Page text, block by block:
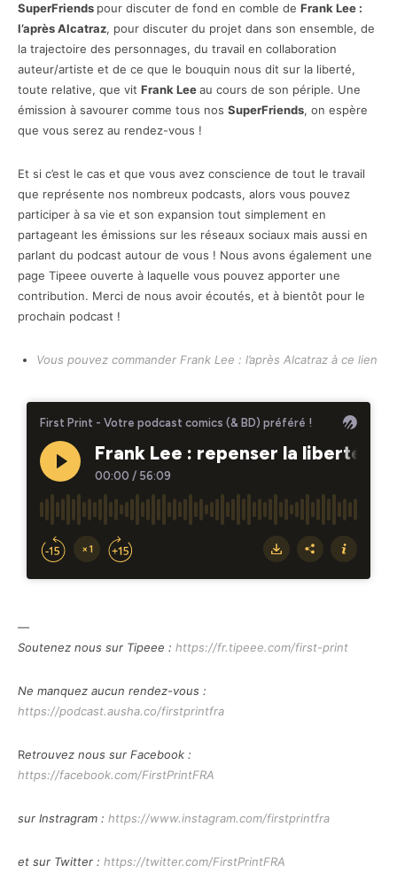
SuperFriends pour discuter de fond en comble de Frank Lee :
l’après Alcatraz, pour discuter du projet dans son ensemble, de
la trajectoire des personnages, du travail en collaboration
auteur/artiste et de ce que le bouquin nous dit sur la liberté,
toute relative, que vit Frank Leeau cours de son périple. Une
émission à savourer comme tous nos SuperFriends, on espère
que vous serez au rendez-vous !
Et si c’est le cas et que vous avez conscience de tout le travail
que représente nos nombreux podcasts, alors vous pouvez
participer à sa vie et son expansion tout simplement en
partageant les émissions sur les réseaux sociaux mais aussi en
parlant du podcast autour de vous ! Nous avons également une
page Tipeee ouverte à laquelle vous pouvez apporter une
contribution. Merci de nous avoir écoutés, et à bientôt pour le
prochain podcast !
Vous pouvez commander Frank Lee : l’après Alcatraz à ce lien
—
Soutenez nous sur Tipeee : https://fr.tipeee.com/first-print
Ne manquez aucun rendez-vous :
https://podcast.ausha.co/firstprintfra
Retrouvez nous sur Facebook :
https://facebook.com/FirstPrintFRA
sur Instragram : https://www.instagram.com/firstprintfra
et sur Twitter : https://twitter.com/FirstPrintFRA